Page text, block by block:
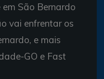
São Bernardo
vai enfrentar os
e mais
GO e Fast